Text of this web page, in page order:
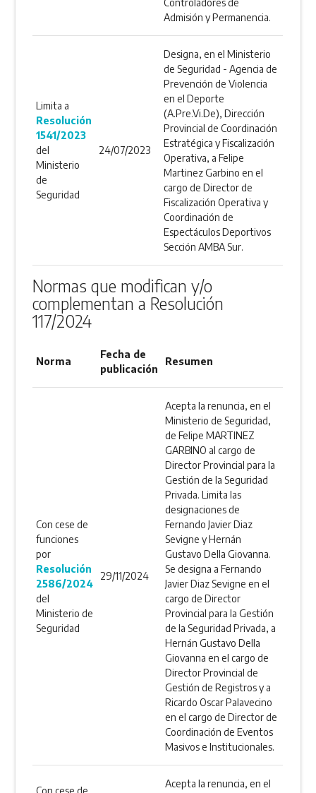
Controladores de
Admisión y Permanencia.
Limita a
Resolución
1541/2023
del
Ministerio
de
Seguridad
24/07/2023
Designa, en el Ministerio
de Seguridad - Agencia de
Prevención de Violencia
en el Deporte
(A.Pre.Vi.De), Dirección
Provincial de Coordinación
Estratégica y Fiscalización
Operativa, a Felipe
Martinez Garbino en el
cargo de Director de
Fiscalización Operativa y
Coordinación de
Espectáculos Deportivos
Sección AMBA Sur.
Normas que modifican y/o
complementan a Resolución
117/2024
Norma
Fecha de
publicación
Resumen
Con cese de
funciones
por
Resolución
2586/2024
del
Ministerio de
Seguridad
29/11/2024
Acepta la renuncia, en el
Ministerio de Seguridad,
de Felipe MARTINEZ
GARBINO al cargo de
Director Provincial para la
Gestión de la Seguridad
Privada. Limita las
designaciones de
Fernando Javier Diaz
Sevigne y Hernán
Gustavo Della Giovanna.
Se designa a Fernando
Javier Diaz Sevigne en el
cargo de Director
Provincial para la Gestión
de la Seguridad Privada, a
Hernán Gustavo Della
Giovanna en el cargo de
Director Provincial de
Gestión de Registros y a
Ricardo Oscar Palavecino
en el cargo de Director de
Coordinación de Eventos
Masivos e Institucionales.
Con cese de
Acepta la renuncia, en el